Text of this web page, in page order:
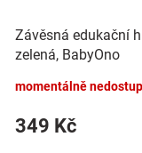
Závěsná edukační
zelená, BabyOno
momentálně
349 Kč